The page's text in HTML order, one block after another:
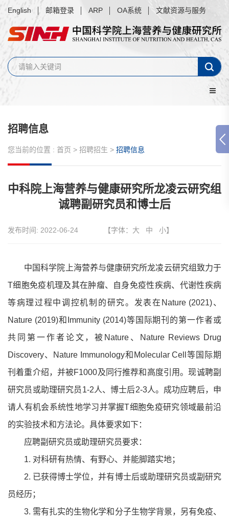
English 邮箱登录 ARP OA系统 文献资源与服务
招聘信息
您当前的位置 : 首页 > 招聘招生 > 招聘信息
中科院上海营养与健康研究所龙凌云研究组
诚聘副研究员和博士后
发布时间: 2022-06-24 【字体： 大 中 小】
中国科学院上海营养与健康研究所龙凌云研究组致力于
T细胞免疫机理及其在肿瘤、自身免疫性疾病、代谢性疾病
等病理过程中调控机制的研究。发表在Nature (2021)、
Nature (2019)和Immunity (2014)等国际期刊的第一作者或
共同第一作者论文，被Nature、Nature Reviews Drug
Discovery、Nature Immunology和Molecular Cell等国际期
刊着重介绍，并被F1000及同行推荐和高度引用。现诚聘副
研究员或助理研究员1-2人、博士后2-3人。成功应聘后，申
请人有机会系统性地学习并掌握T细胞免疫研究领域最前沿
的实验技术和方法论。具体要求如下：
应聘副研究员或助理研究员要求：
1. 对科研有热情、有野心、并能脚踏实地；
2. 已获得博士学位，并有博士后或助理研究员或副研究
员经历；
3. 需有扎实的生物化学和分子生物学背景，另有免疫、